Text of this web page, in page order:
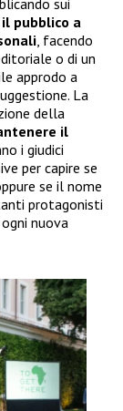
sui
pubblico a
, facendo
o di un
approdo a
La
della
il
i giudici
per capire se
se il nome
protagonisti
nuova